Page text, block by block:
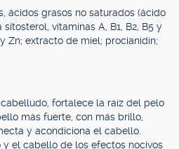
ácidos grasos no saturados (ácido
vitaminas A, B1, B2, B5 y
Zn; extracto de miel; procianidín;
fortalece la raíz del pelo
más fuerte, con más brillo,
y acondiciona el cabello.
el cabello de los efectos nocivos